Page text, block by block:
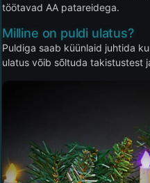
töötavad AA patareidega.
Milline on puldi ulatus?
Puldiga saab küünlaid juhtida
ulatus võib sõltuda takistustest